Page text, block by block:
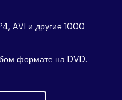
КУПИТЬ
Sign In
AVI и другие 1000
формате на DVD.